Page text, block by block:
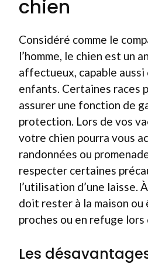
chien
Considéré comme le
l’homme, le chien est un
affectueux, capable aussi
enfants. Certaines races
assurer une fonction de
protection. Lors de vos
votre chien pourra vous
randonnées ou
respecter certaines
l’utilisation d’une laisse.
doit rester à la maison ou
proches ou en refuge lors
Les